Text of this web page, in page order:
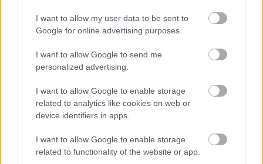
I want to allow my user data to be sent to
Google for online advertising purposes.
I want to allow Google to send me
personalized advertising.
I want to allow Google to enable storage
related to analytics like cookies on web or
device identifiers in apps.
I want to allow Google to enable storage
related to functionality of the website or app.
LEGOLVASOTTABB
A lakosságra is fontos szerep hárul a
szúnyoginvázió elkerülésében
Szakirányú továbbképzésekkel segíti